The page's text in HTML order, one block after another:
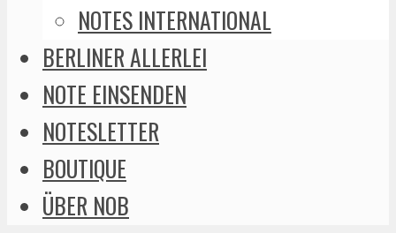
NOTES INTERNATIONAL
BERLINER ALLERLEI
NOTE EINSENDEN
NOTESLETTER
BOUTIQUE
ÜBER NOB